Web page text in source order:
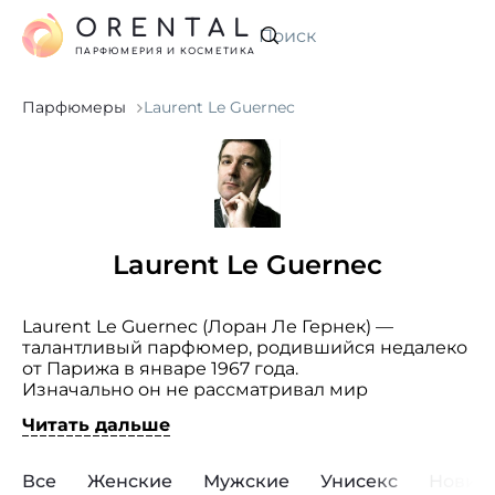
Искать
ORENTAL
ПАРФЮМЕРИЯ И КОСМЕТИКА
Парфюмеры Laurent Le Guernec
Laurent Le Guernec
Laurent Le Guernec (Лоран Ле Гернек) —
талантливый парфюмер, родившийся недалеко
от Парижа в январе 1967 года.
Изначально он не рассматривал мир
и бабушка были окружены красивыми
наносили их.
Читать дальше
Все Женские Мужские Унисекс